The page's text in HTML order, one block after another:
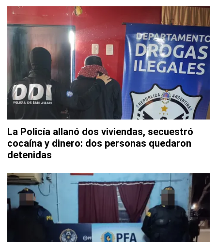
La Policía allanó dos viviendas, secuestró
cocaína y dinero: dos personas quedaron
detenidas